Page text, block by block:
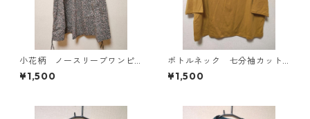
小花柄 ノースリーブワンピ
ース ４Ｌ ブラック KAE-
4819
¥1,500
ボトルネック 七分袖カット
ソー ４Ｌ マスタード KA
E-4818
¥1,500